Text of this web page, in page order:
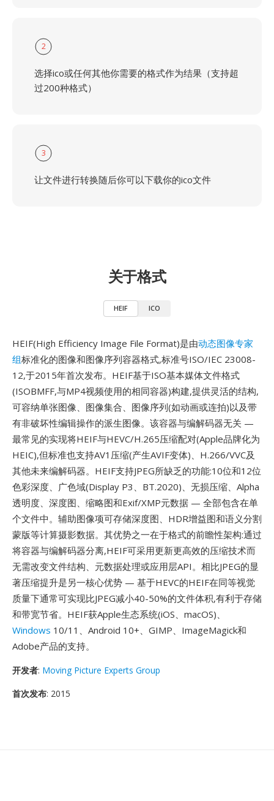
2
选择ico或任何其他你需要的格式作为结果（支持超
过200种格式）
3
让文件进行转换随后你可以下载你的ico文件
关于格式
HEIF ICO
HEIF(High Efficiency Image File Format)是由动态图像专家
组标准化的图像和图像序列容器格式,标准号ISO/IEC 23008-
12,于2015年首次发布。HEIF基于ISO基本媒体文件格式
(ISOBMFF,与MP4视频使用的相同容器)构建,提供灵活的结构,
可容纳单张图像、图像集合、图像序列(如动画或连拍)以及带
有非破坏性编辑操作的派生图像。该容器与编解码器无关 —
最常见的实现将HEIF与HEVC/H.265压缩配对(Apple品牌化为
HEIC),但标准也支持AV1压缩(产生AVIF变体)、H.266/VVC及
其他未来编解码器。HEIF支持JPEG所缺乏的功能:10位和12位
色彩深度、广色域(Display P3、BT.2020)、无损压缩、Alpha
透明度、深度图、缩略图和Exif/XMP元数据 — 全部包含在单
个文件中。辅助图像项可存储深度图、HDR增益图和语义分割
蒙版等计算摄影数据。其优势之一在于格式的前瞻性架构:通过
将容器与编解码器分离,HEIF可采用更新更高效的压缩技术而
无需改变文件结构、元数据处理或应用层API。相比JPEG的显
著压缩提升是另一核心优势 — 基于HEVC的HEIF在同等视觉
质量下通常可实现比JPEG减小40-50%的文件体积,有利于存储
和带宽节省。HEIF获Apple生态系统(iOS、macOS)、
Windows 10/11、Android 10+、GIMP、ImageMagick和
Adobe产品的支持。
开发者: Moving Picture Experts Group
首次发布: 2015